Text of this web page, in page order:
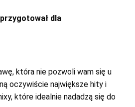
dla
która nie pozwoli wam się u
oczywiście największe hity i
które idealnie nadadzą się do